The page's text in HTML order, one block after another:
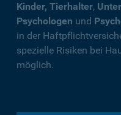
Kinder, Tierhalter,
Psychologen und
in der
spezielle Risiken bei
möglich.